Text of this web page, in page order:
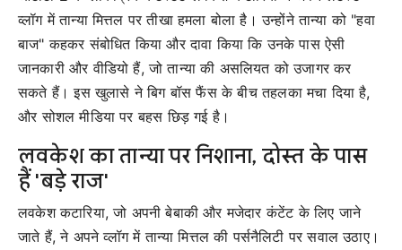
व्लॉग में तान्या मित्तल पर तीखा हमला बोला है। उन्होंने तान्या को "हवा
बाज" कहकर संबोधित किया और दावा किया कि उनके पास ऐसी
जानकारी और वीडियो हैं, जो तान्या की असलियत को उजागर कर
सकते हैं। इस खुलासे ने बिग बॉस फैंस के बीच तहलका मचा दिया है,
और सोशल मीडिया पर बहस छिड़ गई है।
लवकेश का तान्या पर निशाना, दोस्त के पास
हैं 'बड़े राज'
लवकेश कटारिया, जो अपनी बेबाकी और मजेदार कंटेंट के लिए जाने
जाते हैं, ने अपने व्लॉग में तान्या मित्तल की पर्सनैलिटी पर सवाल उठाए।